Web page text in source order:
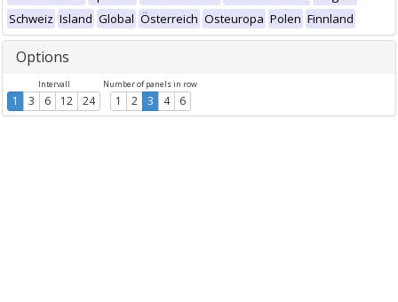
Schweiz Island Global Österreich Osteuropa Polen Finnland
Options
Intervall
1 3 6 12 24
Number of panels in row
1 2 3 4 6